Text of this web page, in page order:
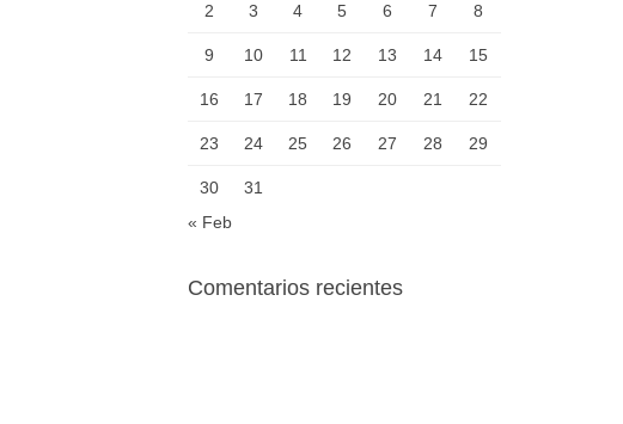
2 3 4 5 6 7 8
9 10 11 12 13 14 15
16 17 18 19 20 21 22
23 24 25 26 27 28 29
30
31
« Feb
Comentarios recientes